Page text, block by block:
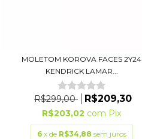
MOLETOM KOROVA FACES 2Y24
KENDRICK LAMAR...
R$299,00 R$209,30
R$203,02 com Pix
6 x de R$34,88 sem juros